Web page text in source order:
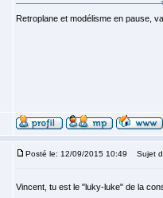
Retroplane et modélisme en pause,
Posté le: 12/09/2015 10:49 Sujet
Vincent, tu est le "luky-luke" de la